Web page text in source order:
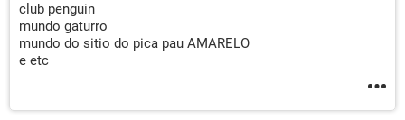
club penguin
mundo gaturro
mundo do sitio do pica pau AMARELO
e etc